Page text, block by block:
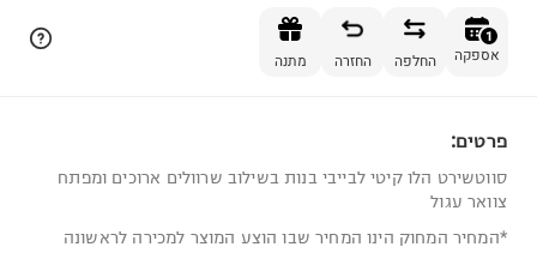
1
אספקה החלפה החזרה מתנה
פרטים:
סווטשירט הלו קיטי לבייבי בנות בשילוב שרוולים ארוכים ומפתח
צוואר עגול
*המחיר המחוק הינו המחיר שבו הוצע המוצר למכירה לראשונה